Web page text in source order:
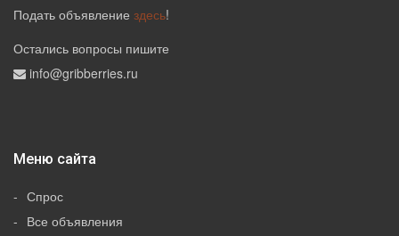
Подать объявление здесь!
Остались вопросы пишите
info@gribberries.ru
Меню сайта
Спрос
Все объявления